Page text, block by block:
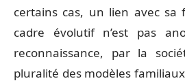
certains cas, un lien avec sa
cadre évolutif n’est pas
reconnaissance, par la
pluralité des modèles